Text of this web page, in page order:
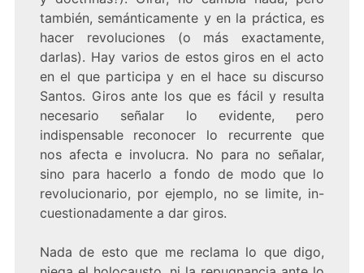
también, semánticamente y en la práctica, es
hacer revoluciones (o más exactamente,
darlas). Hay varios de estos giros en el acto
en el que participa y en el hace su discurso
Santos. Giros ante los que es fácil y resulta
necesario señalar lo evidente, pero
indispensable reconocer lo recurrente que
nos afecta e involucra. No para no señalar,
sino para hacerlo a fondo de modo que lo
revolucionario, por ejemplo, no se limite, in-
cuestionadamente a dar giros.
Nada de esto que me reclama lo que digo,